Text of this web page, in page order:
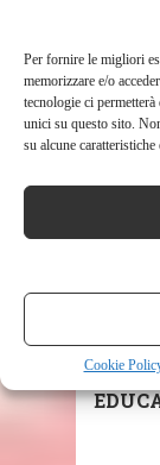
Per fornire le migliori
memorizzare e/o
tecnologie ci
unici su questo sito.
su alcune caratteristiche
Cookie